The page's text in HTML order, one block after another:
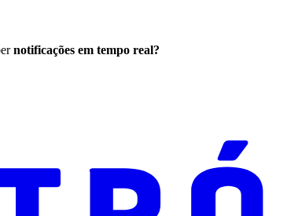
notificações em tempo real?